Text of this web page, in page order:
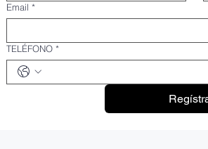
Email *
TELÉFONO *